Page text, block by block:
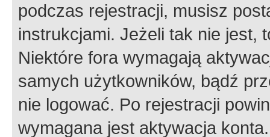
podczas rejestracji, musisz
instrukcjami. Jeżeli tak nie jest,
Niektóre fora wymagają
samych użytkowników, bądź
nie logować. Po rejestracji
wymagana jest aktywacja